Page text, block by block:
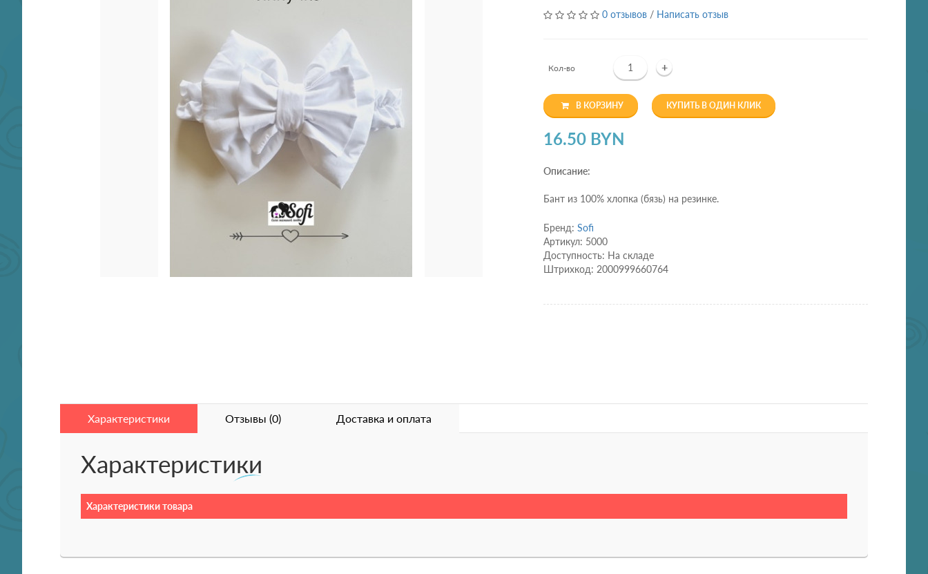
0 отзывов / Написать отзыв
Кол-во +
В КОРЗИНУ КУПИТЬ В ОДИН КЛИК
16.50 BYN
Описание:
Бант из 100% хлопка (бязь) на резинке.
Бренд: Sofi
Артикул: 5000
Доступность: На складе
Штрихкод: 2000999660764
Характеристики Отзывы (0) Доставка и оплата
Характеристики
Характеристики товара